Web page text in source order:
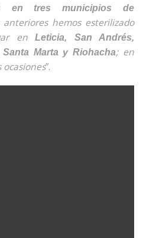
en tres municipios de
hemos esterilizado
en
Leticia, San Andrés,
Marta y Riohacha; en
”.